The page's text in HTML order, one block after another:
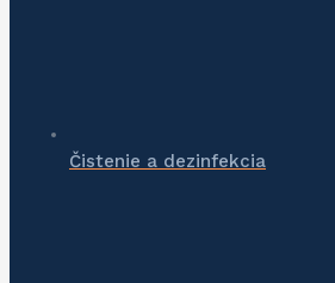
Čistenie a dezinfekcia